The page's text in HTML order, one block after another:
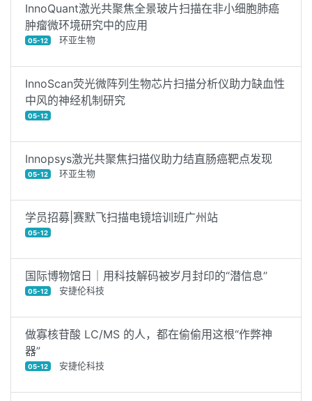
InnoQuant激光共聚焦全景玻片扫描在非小细胞肺癌
肿瘤微环境研究中的应用
05-12 环亚生物
InnoScan荧光微阵列生物芯片扫描分析仪助力缺血性
中风的神经机制研究
05-12
Innopsys激光共聚焦扫描仪助力结直肠癌靶点发现
05-12 环亚生物
学员招募|赛默飞扫描电镜培训班广州站
05-12
国际博物馆日｜用科技解码被岁月封印的“潜信息”
05-12 安捷伦科技
做寡核苷酸 LC/MS 的人，都在偷偷用这根“作弊神
器”
05-12 安捷伦科技